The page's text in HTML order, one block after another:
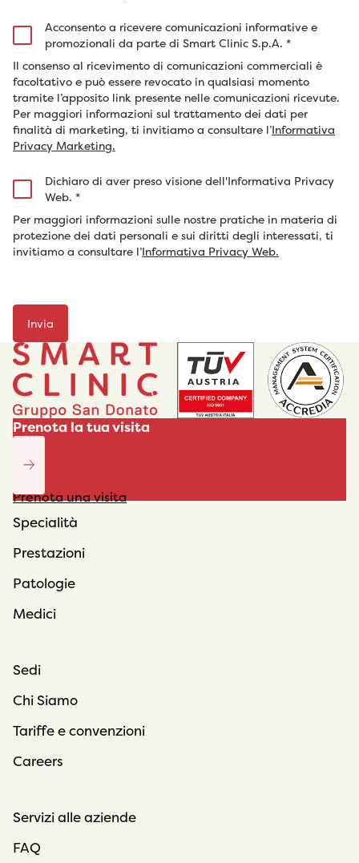
Acconsento a ricevere comunicazioni informative e
promozionali da parte di Smart Clinic S.p.A. *
Il consenso al ricevimento di comunicazioni commerciali è
facoltativo e può essere revocato in qualsiasi momento
tramite l’apposito link presente nelle comunicazioni ricevute.
Per maggiori informazioni sul trattamento dei dati per
finalità di marketing, ti invitiamo a consultare l’Informativa
Privacy Marketing.
Dichiaro di aver preso visione dell'Informativa Privacy
Web. *
Per maggiori informazioni sulle nostre pratiche in materia di
protezione dei dati personali e sui diritti degli interessati, ti
invitiamo a consultare l’Informativa Privacy Web.
Prenota la tua visita
Prenota una visita
Specialità
Prestazioni
Patologie
Medici
Sedi
Chi Siamo
Tariffe e convenzioni
Careers
Servizi alle aziende
FAQ